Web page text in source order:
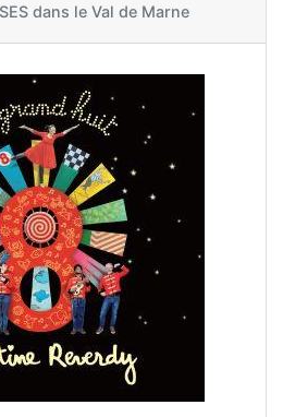
dans le Val de Marne